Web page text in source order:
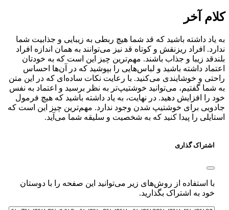
آخر
یاد داشته باشید که قد شما هیچ ربطی به زیبایی و جذابیت شما
افراد ریزنقش و کوتاه قد نیز می‌توانند به همان اندازه افراد
زیبا و جذاب باشند. مهم‌ترین چیز این است که به خودتان
داشته باشید و لباس‌هایی را بپوشید که در آن‌ها احساس
و خوشایندی می‌کنید. با رعایت نکات ساده‌ای که در این متن
شما گفتیم، می‌توانید خوشتیپ‌تر به نظر برسید و اعتماد به نفس
را افزایش دهید. در نهایت، به یاد داشته باشید که هیچ فرمول
برای خوشتیپ شدن وجود ندارد. مهم‌ترین چیز این است که
را پیدا کنید که به شخصیت و سلیقه شما می‌آید.
اشتراک گذاری
با استفاده از روش‌های زیر می‌توانید این صفحه را با دوستان
خود به اشتراک بگذارید.